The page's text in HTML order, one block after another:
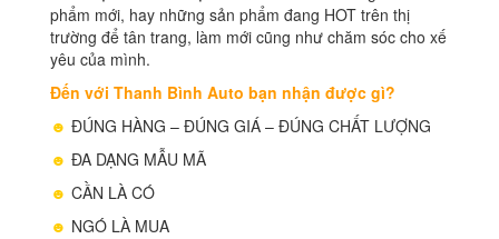
phẩm mới, hay những sản phẩm đang HOT trên thị
trường để tân trang, làm mới cũng như chăm sóc cho xế
yêu của mình.
Đến với Thanh Bình Auto bạn nhận được gì?
☻ ĐÚNG HÀNG – ĐÚNG GIÁ – ĐÚNG CHẤT LƯỢNG
☻ ĐA DẠNG MẪU MÃ
☻ CẦN LÀ CÓ
☻ NGÓ LÀ MUA